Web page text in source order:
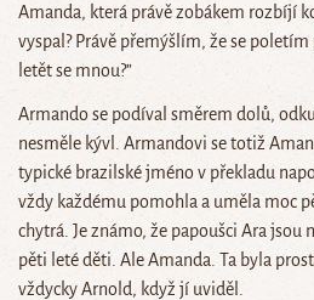
Amanda, která právě zobákem rozbíjí
vyspal? Právě přemýšlím, že se
letět se mnou?”
Armando se podíval směrem dolů,
nesměle kývl. Armandovi se totiž
typické brazilské jméno v překladu
vždy každému pomohla a uměla moc
chytrá. Je známo, že papoušci Ara jsou
pěti leté děti. Ale Amanda. Ta byla
vždycky Arnold, když jí uviděl.